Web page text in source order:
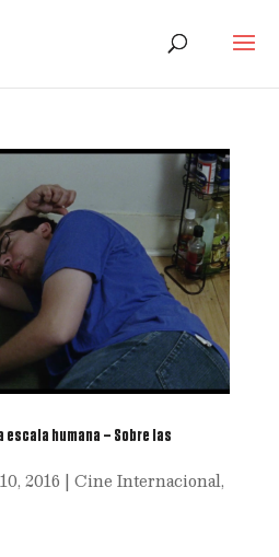
escala humana – Sobre las
2016 | Cine Internacional,